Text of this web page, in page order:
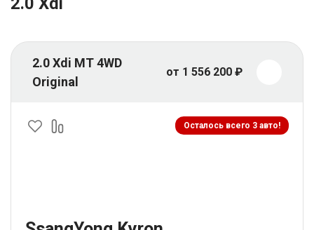
2.0 Xdi MT 4WD
Original
от 1 556 200 ₽
Осталось всего 3 авто!